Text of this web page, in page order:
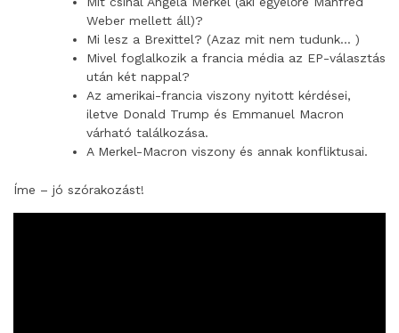
Weber mellett áll)?
Mi lesz a Brexittel? (Azaz mit nem tudunk… )
Mivel foglalkozik a francia média az EP-választás
után két nappal?
Az amerikai-francia viszony nyitott kérdései,
iletve Donald Trump és Emmanuel Macron
várható találkozása.
A Merkel-Macron viszony és annak konfliktusai.
Íme – jó szórakozást!